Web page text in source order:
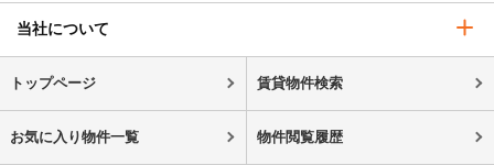
当社について
トップページ 賃貸物件検索
お気に入り物件一覧 物件閲覧履歴